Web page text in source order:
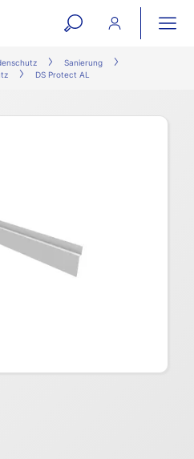
open
search
Sanierung
DS Protect AL